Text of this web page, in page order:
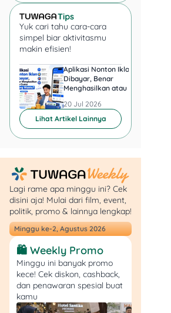
3. Bank BNI
Nah, BNI ngasih bunga
antara bank BUMN besar,
yaitu sampai 3,00% per
tahun untuk tenor panjang
(12–24 bulan).
Selain itu, mereka juga
berjangka fleksibel, jadi
kamu bisa tentuin sendiri
jangka waktunya. Cocok
buat kamu yang lagi
nyiapin dana nikah, DP
rumah, atau investasi
jangka menengah.
Suku Bunga Bank
Tabungan Terbesar
Saat Ini
Yuk cari tahu cara-cara
simpel biar aktivitasmu
makin efisien!
Aplikasi Nonton Iklan
Dibayar, Benar
Menghasilkan atau Cuma
20 Jul 2026
Lihat Artikel Lainnya
Lagi rame apa minggu ini? Cek
disini aja! Mulai dari film, event,
politik, promo & lainnya lengkap!
Minggu ke-2, Agustus 2026
🛍️ Weekly Promo
Minggu ini banyak promo
kece! Cek diskon, cashback,
dan penawaran spesial buat
kamu